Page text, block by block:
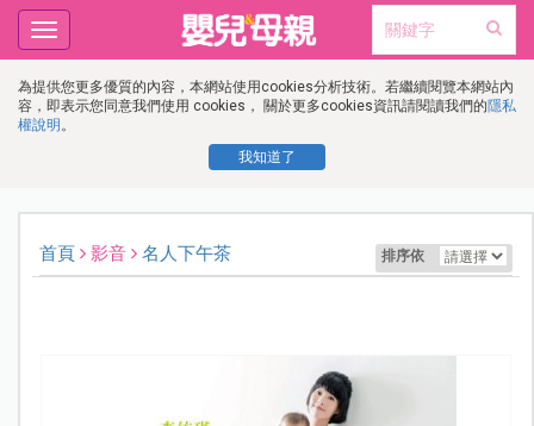
為提供您更多優質的內容，本網站使用cookies分析技術。若繼續閱覽本網站內
容，即表示您同意我們使用 cookies， 關於更多cookies資訊請閱讀我們的隱私
權說明 。
我知道了
Toggle
navigation
首頁 影音 名人下午茶 排序依